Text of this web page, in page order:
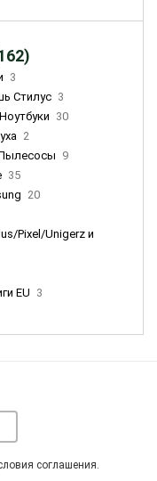
3
Стилус 3
Ноутбуки 30
2
9
35
20
Pixel/Unigerz и
EU
3
соглашения.